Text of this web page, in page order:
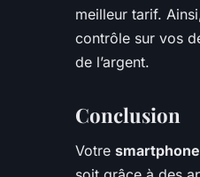
meilleur tarif.
contrôle sur vos
de l’argent.
Conclusion
Votre smartphone